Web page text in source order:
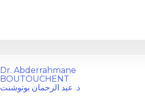
Dr. Abderrahmane
BOUTOUCHENT
د. عبد الرحمان بوتوشنت